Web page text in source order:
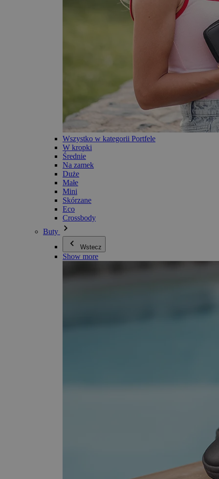
Wszystko w kategorii Portfele
W kropki
Średnie
Na zamek
Duże
Małe
Mini
Skórzane
Eco
Crossbody
Buty
Wstecz
Show more